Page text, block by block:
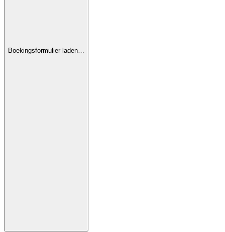
Boekingsformulier laden…